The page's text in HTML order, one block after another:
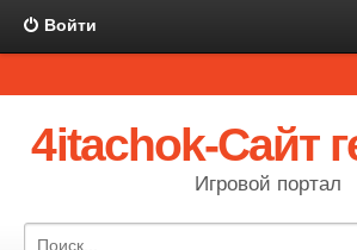
Войти
4itachok-Сайт
Игровой портал